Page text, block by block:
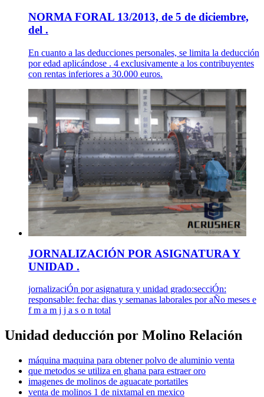
NORMA FORAL 13/2013, de 5 de diciembre,
del .
En cuanto a las deducciones personales, se limita la deducción
por edad aplicándose . 4 exclusivamente a los contribuyentes
con rentas inferiores a 30.000 euros.
JORNALIZACIÓN POR ASIGNATURA Y
UNIDAD .
jornalizaciÓn por asignatura y unidad grado:secciÓn:
responsable: fecha: dias y semanas laborales por aÑo meses e
f m a m j j a s o n total
Unidad deducción por Molino Relación
máquina maquina para obtener polvo de aluminio venta
que metodos se utiliza en ghana para estraer oro
imagenes de molinos de aguacate portatiles
venta de molinos 1 de nixtamal en mexico